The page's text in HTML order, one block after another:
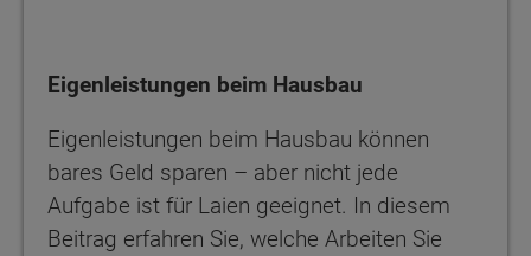
Eigenleistungen beim Hausbau
Eigenleistungen beim Hausbau können
bares Geld sparen – aber nicht jede
Aufgabe ist für Laien geeignet. In diesem
Beitrag erfahren Sie, welche Arbeiten Sie